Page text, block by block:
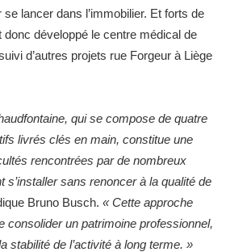
lancer dans l’immobilier. Et forts de
développé le centre médical de
d’autres projets rue Forgeur à Liège
qui se compose de quatre
livrés clés en main, constitue une
rencontrées par de nombreux
s’installer sans renoncer à la qualité de
Bruno Busch. « Cette approche
consolider un patrimoine professionnel,
stabilité de l’activité à long terme. »